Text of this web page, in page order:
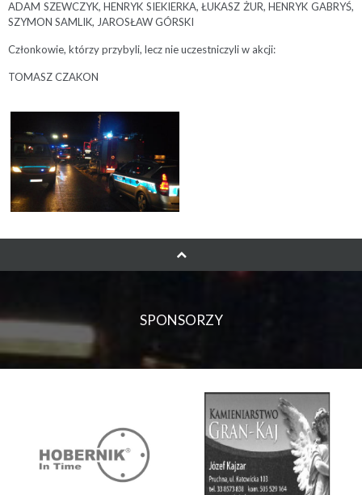
ADAM SZEWCZYK, HENRYK SIEKIERKA, ŁUKASZ ŻUR, HENRYK GABRYŚ,
SZYMON SAMLIK, JAROSŁAW GÓRSKI
Członkowie, którzy przybyli, lecz nie uczestniczyli w akcji:
TOMASZ CZAKON
SPONSORZY